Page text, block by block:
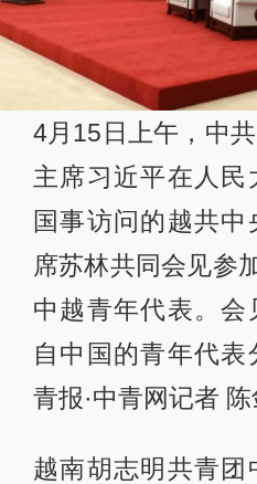
4月15日上午，中
主席习近平在人
国事访问的越共
席苏林共同会见参
中越青年代表。
自中国的青年代表
青报·中青网记者
越南胡志明共青